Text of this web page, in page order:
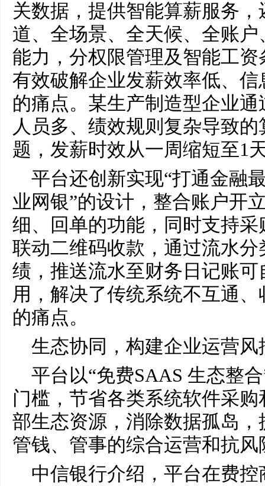
关数据，提供智能算薪服务
道、全场景、全天候、全账
能力，分权限管理及智能工
有效破解企业发薪效率低、
的痛点。某生产制造型企业
人员多、绩效规则复杂导致
题，发薪时效从一周缩短至1
平台还创新实现“打通金融
业网银”的设计，整合账户开
细、回单的功能，同时支持
联动二维码收款，通过流水
绩，推送流水至财务日记账
用，解决了传统系统不互通
的痛点。
生态协同，构建企业运营风
平台以“免费SAAS 生态整
门槛，节省各类系统软件采
部生态资源，消除数据孤岛
管钱、管事的综合运营和抗风
中信银行介绍，平台在费